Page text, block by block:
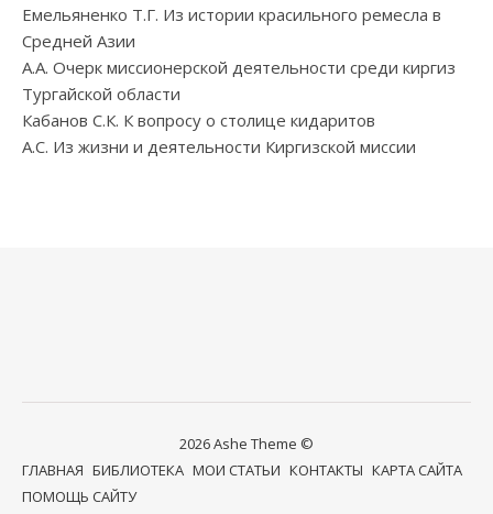
Емельяненко Т.Г. Из истории красильного ремесла в
Средней Азии
А.А. Очерк миссионерской деятельности среди киргиз
Тургайской области
Кабанов С.К. К вопросу о столице кидаритов
А.С. Из жизни и деятельности Киргизской миссии
2026 Ashe Theme ©
ГЛАВНАЯ БИБЛИОТЕКА МОИ СТАТЬИ КОНТАКТЫ КАРТА САЙТА
ПОМОЩЬ САЙТУ